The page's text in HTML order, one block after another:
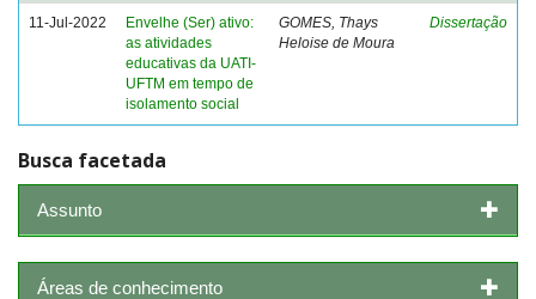
11-Jul-2022
Envelhe (Ser) ativo:
as atividades
educativas da UATI-
UFTM em tempo de
isolamento social
GOMES, Thays
Heloise de Moura
Dissertação
Busca facetada
Assunto
Áreas de conhecimento